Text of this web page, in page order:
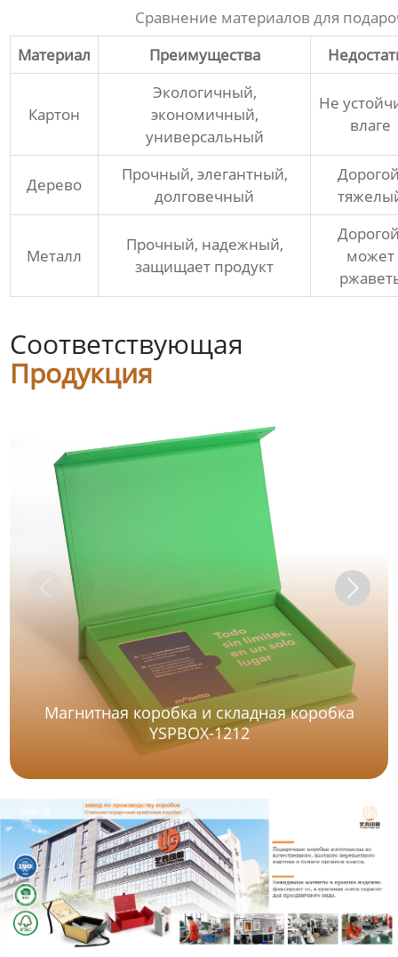
Сравнение материалов для
Материал
Преимущества
Картон
Экологичный,
экономичный,
универсальный
Не
влаге
Дерево
Прочный, элегантный,
долговечный
Металл
Прочный, надежный,
защищает продукт
может
Соответствующая
Продукция
Магнитная коробка и складная коробка
YSPBOX-1212